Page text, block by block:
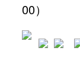
00）